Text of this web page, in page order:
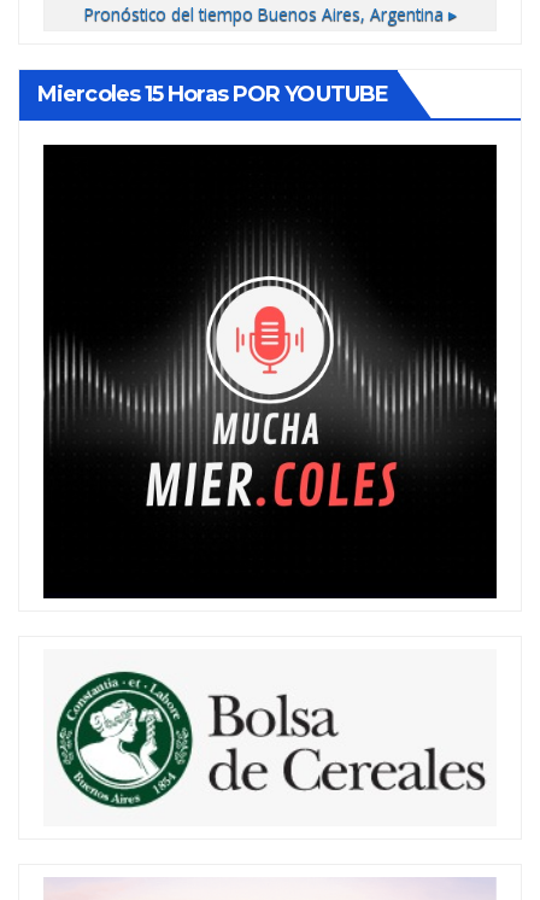
Pronóstico del tiempo Buenos Aires, Argentina ▸
Miercoles 15 Horas POR YOUTUBE